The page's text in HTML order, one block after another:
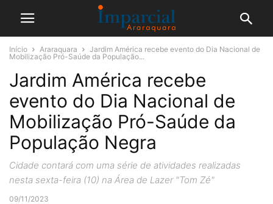
Início Araraquara
Jardim América recebe evento do Dia Nacional de
Mobilização Pró-Saúde da População...
Jardim América recebe
evento do Dia Nacional de
Mobilização Pró-Saúde da
População Negra
Cidade contará com uma série de atividades realizadas
nesta sexta-feira (10) na Área de Lazer "Tom Zé"
09/11/2023